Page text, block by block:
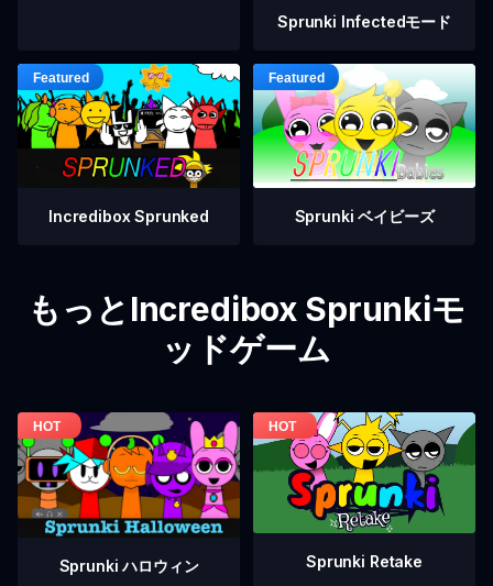
Sprunki Infectedモード
Incredibox Sprunked Sprunki ベイビーズ
もっとIncredibox Sprunkiモ
ッドゲーム
Sprunki ハロウィン Sprunki Retake